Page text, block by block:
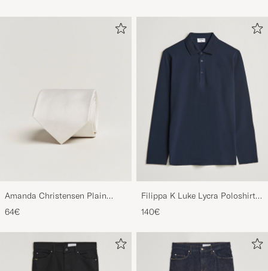
Amanda Christensen Plain
Classic Tie 8 cm White
64€
Filippa K Luke Lycra Poloshirt
Navy
140€